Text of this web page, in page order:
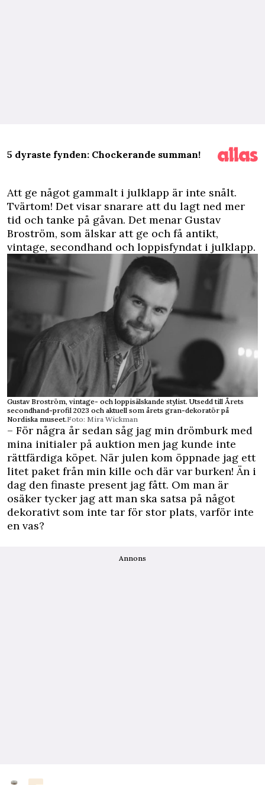
5 dyraste fynden: Chockerande summan!
Att ge något gammalt i julklapp är inte snålt.
Tvärtom! Det visar snarare att du lagt ned mer
tid och tanke på gåvan. Det menar Gustav
Broström, som älskar att ge och få antikt,
vintage, secondhand och loppisfyndat i julklapp.
Gustav Broström, vintage- och loppisälskande stylist. Utsedd till Årets
secondhand-profil 2023 och aktuell som årets gran-dekoratör på
Nordiska museet.Foto: Mira Wickman
– För några år sedan såg jag min drömburk med
mina initialer på auktion men jag kunde inte
rättfärdiga köpet. När julen kom öppnade jag ett
litet paket från min kille och där var burken! Än i
dag den finaste present jag fått. Om man är
osäker tycker jag att man ska satsa på något
dekorativt som inte tar för stor plats, varför inte
en vas?
Annons